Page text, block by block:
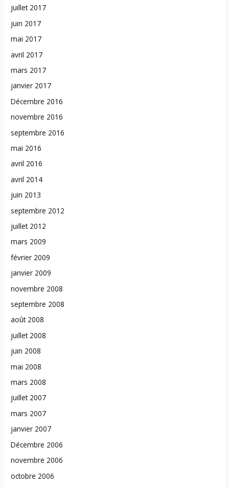
juillet 2017
juin 2017
mai 2017
avril 2017
mars 2017
janvier 2017
Décembre 2016
novembre 2016
septembre 2016
mai 2016
avril 2016
avril 2014
juin 2013
septembre 2012
juillet 2012
mars 2009
février 2009
janvier 2009
novembre 2008
septembre 2008
août 2008
juillet 2008
juin 2008
mai 2008
mars 2008
juillet 2007
mars 2007
janvier 2007
Décembre 2006
novembre 2006
octobre 2006